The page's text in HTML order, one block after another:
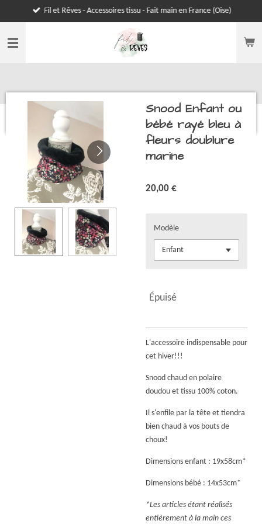
au
contenu
Fil et Rêves - Accessoires tissu - Fait main en France (Oise)
Snood Enfant ou
bébé rayé bleu à
fleurs doublure
marine
20,00 €
Modèle
Épuisé
L'accessoire indispensable pour
cet hiver!!!
Snood chaud en polaire
doudou et tissu 100% coton.
Il s'enfile par la tête et tiendra
bien chaud à vos bouts de
choux!
Dimensions enfant : 19x58cm*
Dimensions bébé : 14x53cm*
*Les articles étant réalisés
entièrement à la main ces